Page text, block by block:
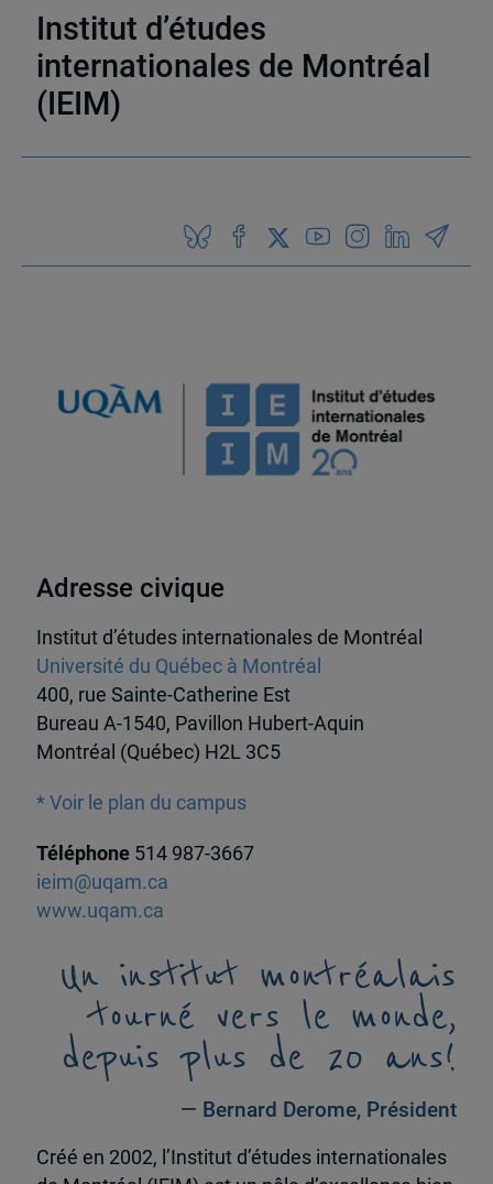
étrangères et de sécurité (CEPES)
Institut d’études
internationales de Montréal
(IEIM)
Adresse civique
Institut d’études internationales de Montréal
Université du Québec à Montréal
400, rue Sainte-Catherine Est
Bureau A-1540, Pavillon Hubert-Aquin
Montréal (Québec) H2L 3C5
* Voir le plan du campus
Téléphone 514 987-3667
ieim@uqam.ca
www.uqam.ca
Un institut montréalais
tourné vers le monde,
depuis plus de 20 ans!
— Bernard Derome, Président
Créé en 2002, l’Institut d’études internationales